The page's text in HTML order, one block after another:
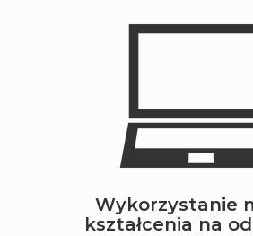
Wykorzystanie
kształcenia na